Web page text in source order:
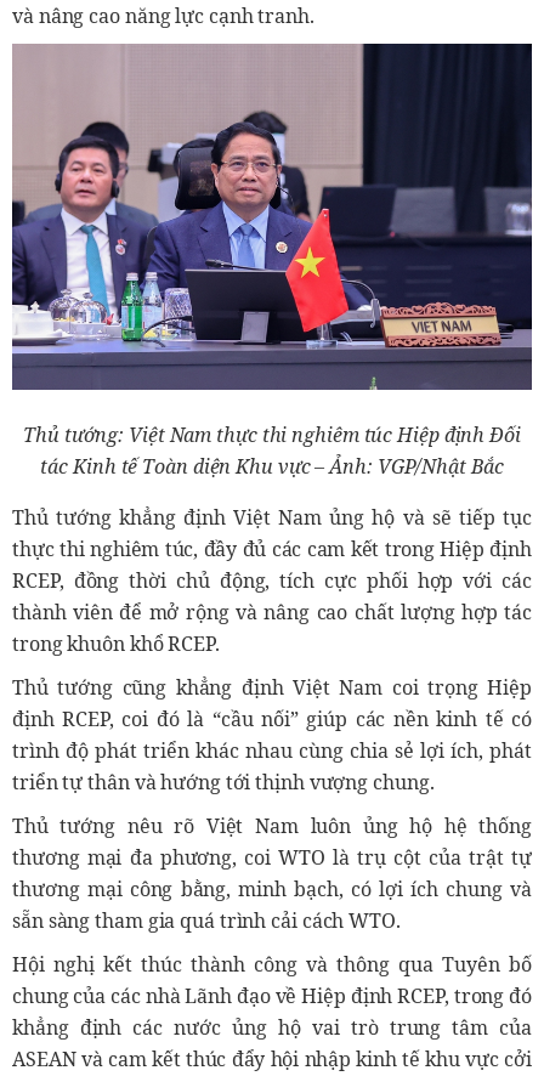
và nâng cao năng lực cạnh tranh.
Thủ tướng: Việt Nam thực thi nghiêm túc Hiệp định Đối
tác Kinh tế Toàn diện Khu vực – Ảnh: VGP/Nhật Bắc
Thủ tướng khẳng định Việt Nam ủng hộ và sẽ tiếp tục
thực thi nghiêm túc, đầy đủ các cam kết trong Hiệp định
RCEP, đồng thời chủ động, tích cực phối hợp với các
thành viên để mở rộng và nâng cao chất lượng hợp tác
trong khuôn khổ RCEP.
Thủ tướng cũng khẳng định Việt Nam coi trọng Hiệp
định RCEP, coi đó là “cầu nối” giúp các nền kinh tế có
trình độ phát triển khác nhau cùng chia sẻ lợi ích, phát
triển tự thân và hướng tới thịnh vượng chung.
Thủ tướng nêu rõ Việt Nam luôn ủng hộ hệ thống
thương mại đa phương, coi WTO là trụ cột của trật tự
thương mại công bằng, minh bạch, có lợi ích chung và
sẵn sàng tham gia quá trình cải cách WTO.
Hội nghị kết thúc thành công và thông qua Tuyên bố
chung của các nhà Lãnh đạo về Hiệp định RCEP, trong đó
khẳng định các nước ủng hộ vai trò trung tâm của
ASEAN và cam kết thúc đẩy hội nhập kinh tế khu vực cởi